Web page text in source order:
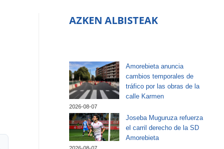
AZKEN ALBISTEAK
Amorebieta anuncia
cambios temporales de
tráfico por las obras de la
calle Karmen
2026-08-07
Joseba Muguruza refuerza
el carril derecho de la SD
Amorebieta